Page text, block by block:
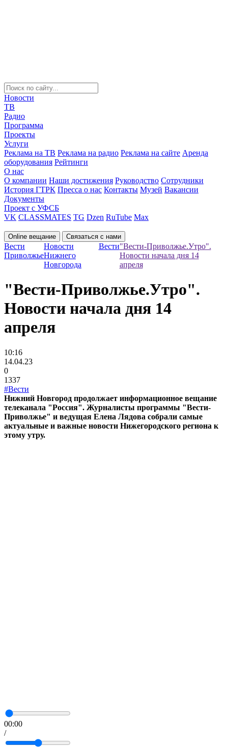
Новости
ТВ
Радио
Программа
Проекты
Услуги
Реклама на ТВ Реклама на радио Реклама на сайте Аренда
оборудования Рейтинги
О нас
О компании Наши достижения Руководство Сотрудники
История ГТРК Пресса о нас Контакты Музей Вакансии
Документы
Проект с УФСБ
VK CLASSMATES TG Dzen RuTube Max
Online вещание Связаться с нами
Вести
Приволжье
Новости
Нижнего
Новгорода
Вести"Вести-Приволжье.Утро".
Новости начала дня 14
апреля
"Вести-Приволжье.Утро".
Новости начала дня 14
апреля
10:16
14.04.23
0
1337
#Вести
Нижний Новгород продолжает информационное вещание
телеканала "Россия". Журналисты программы "Вести-
Приволжье" и ведущая Елена Лядова собрали самые
актуальные и важные новости Нижегородского региона к
этому утру.
00:00
/